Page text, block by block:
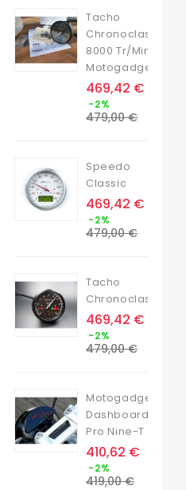
Tacho
Chronoclassic
8000 Tr/min
Motogadget
Prix
469,42 €
-2%
de
479,00 €
Speedo
Classic
Prix
469,42 €
-2%
de
479,00 €
Tacho
Chronoclassic
Prix
469,42 €
-2%
de
479,00 €
Motogadget
Dashboard
Pro Nine-T
Prix
410,62 €
-2%
de
419,00 €